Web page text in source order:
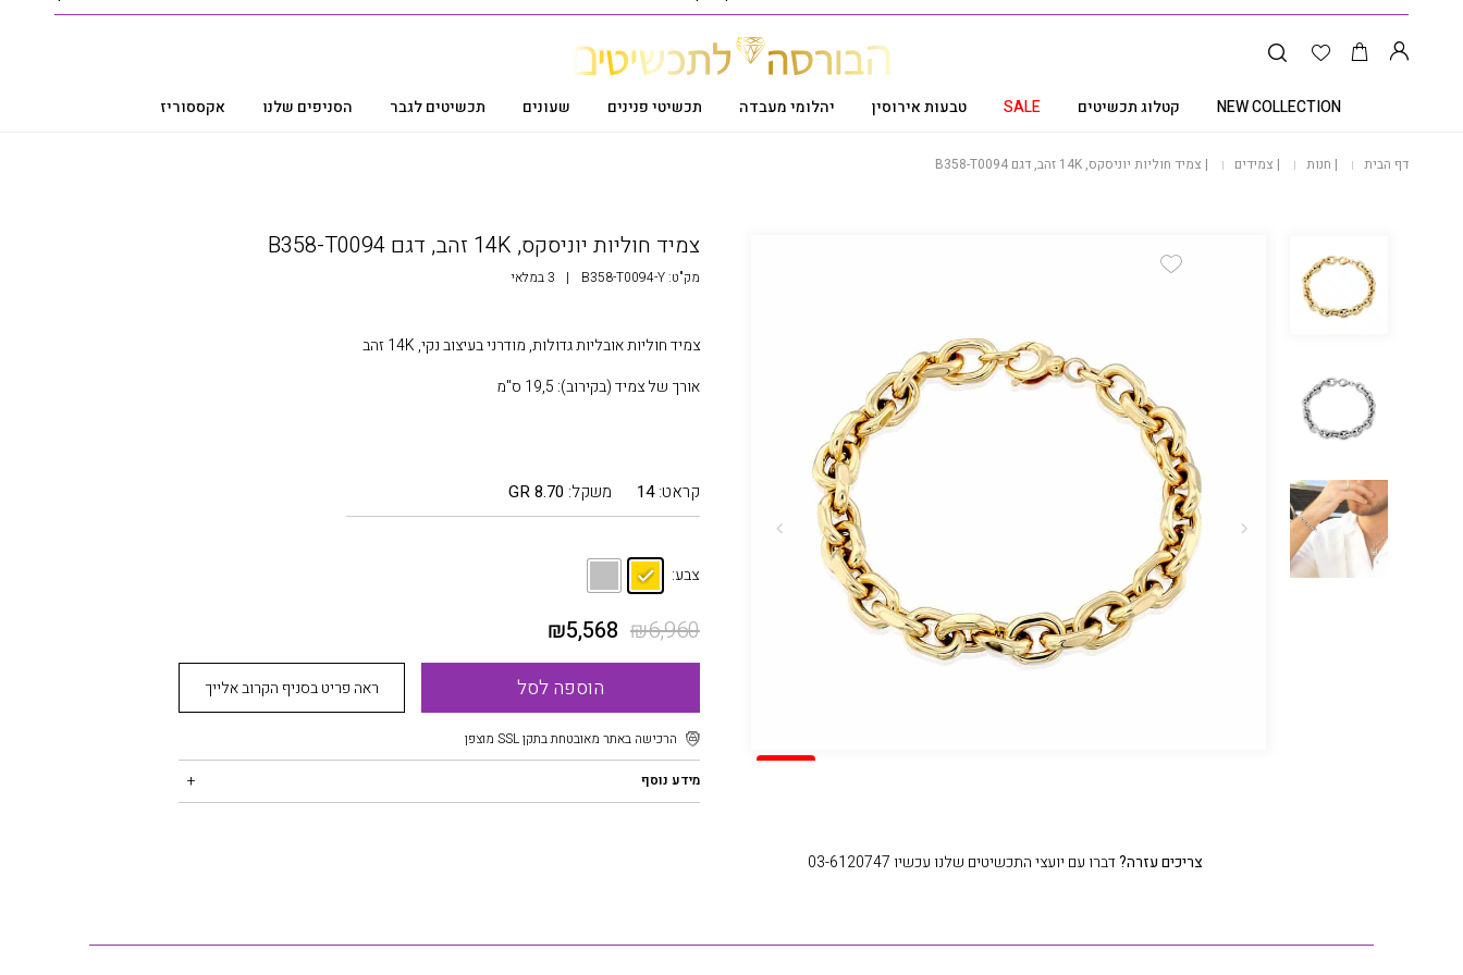
NEW COLLECTION קטלוג תכשיטים SALE טבעות אירוסין יהלומי מעבדה תכשיטי פנינים שעונים תכשיטים לגבר הסניפים שלנו אקססוריז
דף הבית | חנות | צמידים | צמיד חוליות יוניסקס, 14K זהב, דגם B358-T0094
SALE
צריכים עזרה?דברו עם יועצי התכשיטים שלנו עכשיו 03-6120747
צמיד חוליות יוניסקס, 14K זהב, דגם B358-T0094
מק"ט:B358-T0094-Y
| 3 במלאי
צבע:
₪6,960
₪5,568
הוספה לסל ראה פריט בסניף הקרוב אלייך
הרכישה באתר מאובטחת בתקן SSL מוצפן
צמיד חוליות אובליות גדולות, מודרני בעיצוב נקי, 14K זהב
אורך של צמיד (בקירוב): 19,5 ס"מ
קראט:14 משקל: 8.70 GR
מידע נוסף